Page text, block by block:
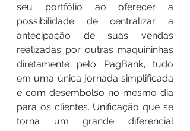
seu portfólio ao oferecer a
possibilidade de centralizar a
antecipação de suas vendas
realizadas por outras maquininhas
diretamente pelo PagBank, tudo
em uma única jornada simplificada
e com desembolso no mesmo dia
para os clientes. Unificação que se
torna um grande diferencial